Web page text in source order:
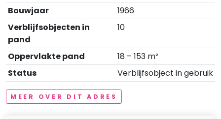
Bouwjaar
1966
Verblijfsobjecten in
pand
10
Oppervlakte pand
18 – 153 m²
Status
Verblijfsobject in gebruik
MEER OVER DIT ADRES